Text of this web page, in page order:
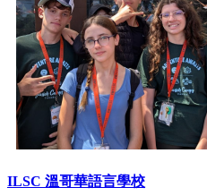
ILSC 溫哥華語言學校